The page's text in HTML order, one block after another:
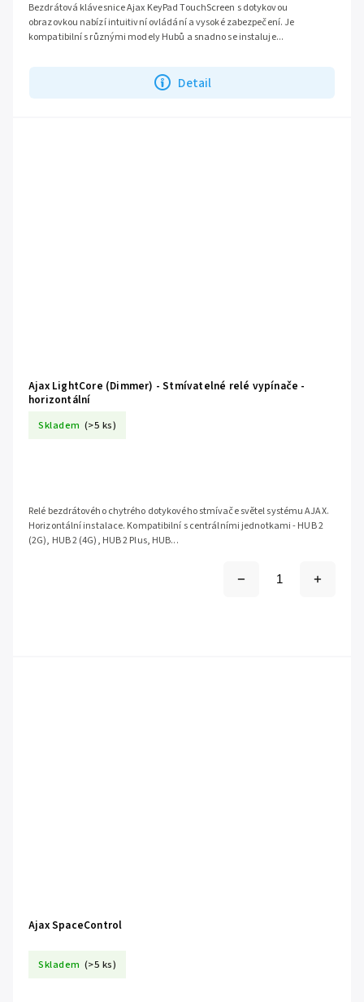
Detail
Bezdrátová klávesnice Ajax KeyPad TouchScreen s dotykovou
obrazovkou nabízí intuitivní ovládání a vysoké zabezpečení. Je
kompatibilní s různými modely Hubů a snadno se instaluje...
Ajax LightCore (Dimmer) - Stmívatelné relé vypínače -
horizontální
Skladem (>5 ks)
Relé bezdrátového chytrého dotykového stmívače světel systému AJAX.
Horizontální instalace. Kompatibilní s centrálními jednotkami - HUB 2
(2G), HUB 2 (4G), HUB 2 Plus, HUB...
Ajax SpaceControl
Skladem (>5 ks)